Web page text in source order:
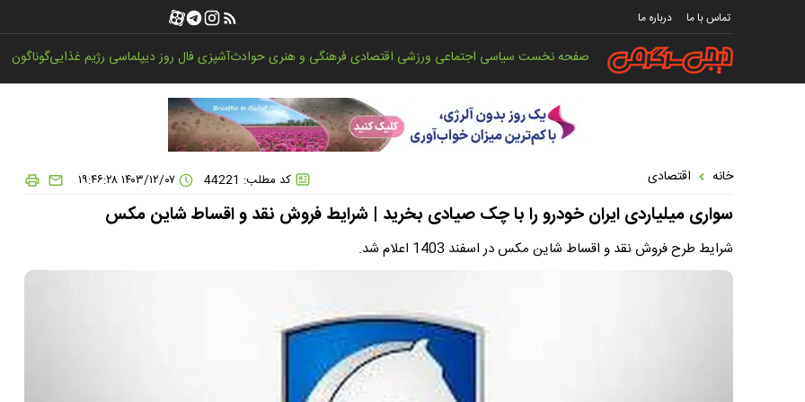
تماس با ما درباره ما
صفحه نخستسیاسی اجتماعی ورزشی اقتصادیفرهنگی و هنریحوادثآشپزیفال روزدیپلماسی رژیم غذاییگوناگون
خانه اقتصادی کد مطلب: 44221 ۱۴۰۳/۱۲/۰۷ ۱۹:۴۶:۲۸
سواری میلیاردی ایران خودرو را با چک صیادی بخرید | شرایط فروش نقد و اقساط شاین مکس
شرایط طرح فروش نقد و اقساط شاین مکس در اسفند 1403 اعلام شد.